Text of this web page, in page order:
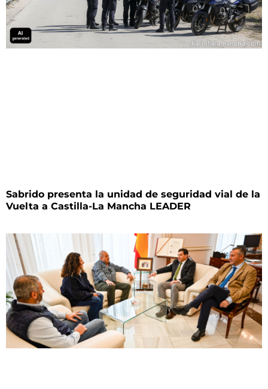
Sabrido presenta la unidad de seguridad vial de la
Vuelta a Castilla-La Mancha LEADER